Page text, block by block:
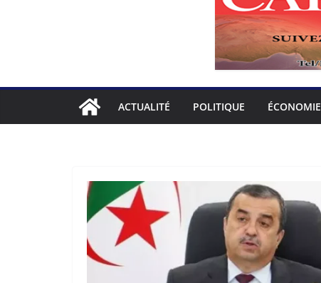
ACTUALITÉ POLITIQUE ÉCONOMIE